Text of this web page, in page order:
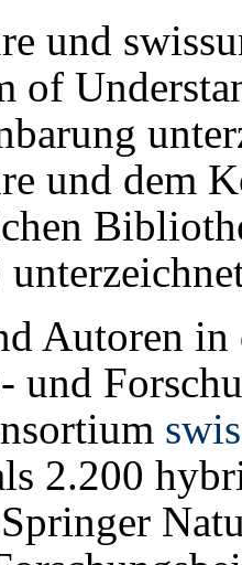
und
of
und dem
Autoren in
und
2.200